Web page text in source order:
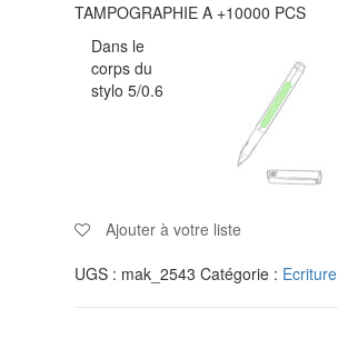
TAMPOGRAPHIE A +10000 PCS
Dans le
corps du
stylo 5/0.6
Ajouter à votre liste
UGS : mak_2543 Catégorie : Ecriture